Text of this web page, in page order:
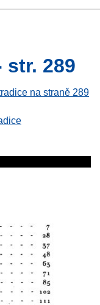
289
na straně 289